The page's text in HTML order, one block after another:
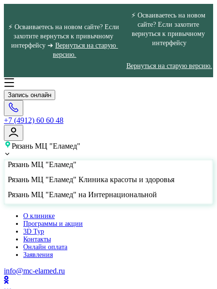
⚡ Осваиваетесь на новом сайте? Если
захотите вернуться к привычному
интерфейсу ➔ Вернуться на старую
версию.
⚡ Осваиваетесь на новом
сайте? Если захотите
вернуться к привычному
интерфейсу
Вернуться на старую версию.
Запись онлайн
+7 (4912) 60 60 48
Рязань МЦ "Еламед"
Рязань МЦ "Еламед"
Рязань МЦ "Еламед" Клиника красоты и здоровья
Рязань МЦ "Еламед" на Интернациональной
О клинике
Программы и акции
3D Тур
Контакты
Онлайн оплата
Заявления
info@mc-elamed.ru